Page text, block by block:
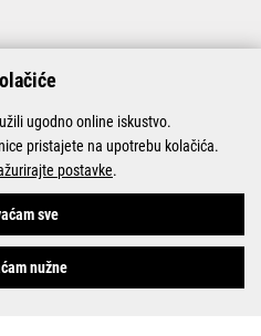
2026
ugodno online iskustvo.
pristajete na upotrebu kolačića.
postavke.
sve
nužne